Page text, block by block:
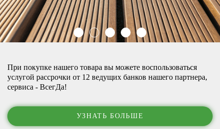
При покупке нашего товара вы можете воспользоваться
услугой рассрочки от 12 ведущих банков нашего партнера,
сервиса - ВсегДа!
УЗНАТЬ БОЛЬШЕ